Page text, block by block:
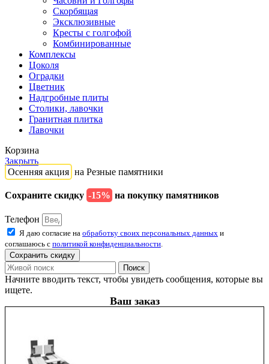
Скорбящая
Эксклюзивные
Кресты с голгофой
Комбинированные
Комплексы
Цоколя
Оградки
Цветник
Надгробные плиты
Столики, лавочки
Гранитная плитка
Лавочки
Корзина
Закрыть
Осенняя акция на Резные памятники
Сохраните скидку -15% на покупку памятников
Телефон
Я даю согласие на обработку своих персональных данных и
соглашаюсь с политикой конфиденциальности.
Сохранить скидку
Поиск
Начните вводить текст, чтобы увидеть сообщения, которые вы
ищете.
Ваш заказ